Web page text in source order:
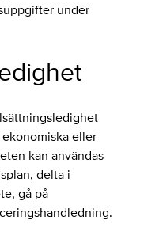
under
eller
kan användas
delta i
gå på